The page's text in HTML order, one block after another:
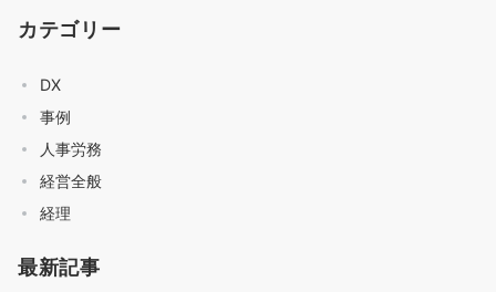
カテゴリー
DX
事例
人事労務
経営全般
経理
最新記事